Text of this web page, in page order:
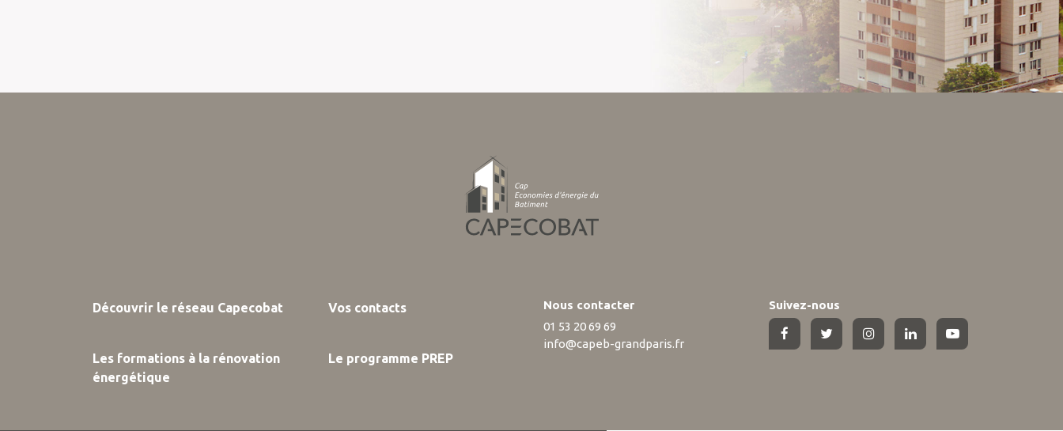
Découvrir le réseau Capecobat
Les formations à la rénovation
énergétique
Vos contacts
Le programme PREP
Nous contacter
01 53 20 69 69
info@capeb-grandparis.fr
Suivez-nous